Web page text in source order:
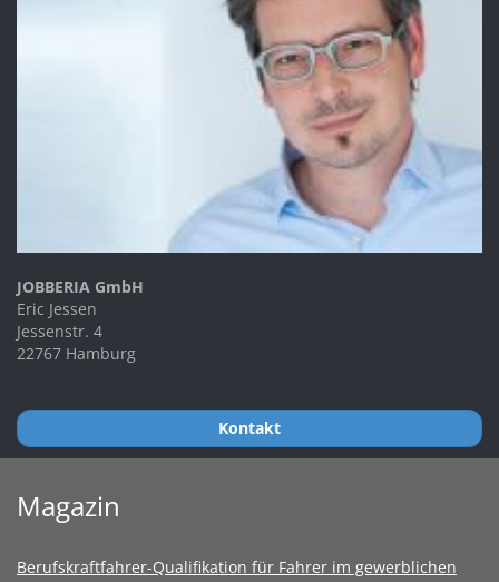
JOBBERIA GmbH
Eric Jessen
Jessenstr. 4
22767 Hamburg
Kontakt
Magazin
Berufskraftfahrer-Qualifikation für Fahrer im gewerblichen